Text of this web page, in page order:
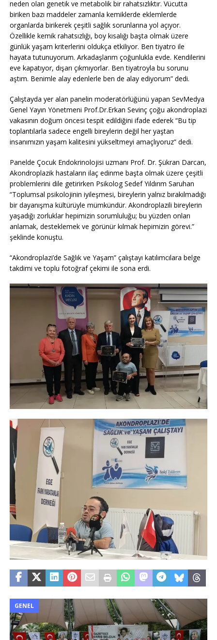
neden olan genetik ve metabolik bir rahatsızlıktır. Vücutta
biriken bazı maddeler zamanla kemiklerde eklemlerde
organlarda birikerek çeşitli sağlık sorunlarına yol açıyor.
Özellikle kemik rahatsızlığı, boy kısalığı başta olmak üzere
günlük yaşam kriterlerini oldukça etkiliyor. Ben tiyatro ile
hayata tutunuyorum. Arkadaşlarım çoğunlukla evde. Kendilerini
eve kapatıyor, dışarı çıkmıyorlar. Ben tiyatroyla bu sorunu
aştım. Benimle alay edenlerle ben de alay ediyorum” dedi.
Çalıştayda yer alan panelin moderatörlüğünü yapan SevMedya
Genel Yayın Yönetmeni Prof.Dr.Erkan Sevinç çoğu akondroplazi
vakasının doğum öncesi tespit edildiğini ifade ederek “Bu tip
toplantılarla sadece engelli bireylerin değil her yaştan
insanımızın yaşam kalitesini yükseltmeyi amaçlıyoruz” dedi.
Panelde Çocuk Endokrinolojisi uzmanı Prof. Dr. Şükran Darcan,
Akondroplazik hastaların ilaç edinme başta olmak üzere çeşitli
problemlerini dile getirirken Psikolog Sedef Yıldırım Saruhan
“Toplumsal psikolojinin iyileşmesi, bireylerin yalnız bırakılmadığı
bir dayanışma kültürüyle mümkündür. Akondroplazili bireylerin
yaşadığı zorluklar hepimizin sorumluluğu; bu yüzden onları
anlamak, desteklemek ve görünür kılmak hepimizin görevi.”
şeklinde konuştu.
“Akondroplazi’de Sağlık ve Yaşam” çalıştayı katılımcılara belge
takdimi ve toplu fotoğraf çekimi ile sona erdi.
GENEL